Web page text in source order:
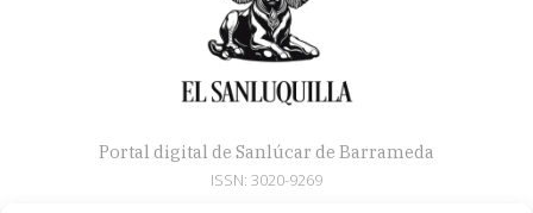
Portal digital de Sanlúcar de Barrameda
ISSN: 3020-9269